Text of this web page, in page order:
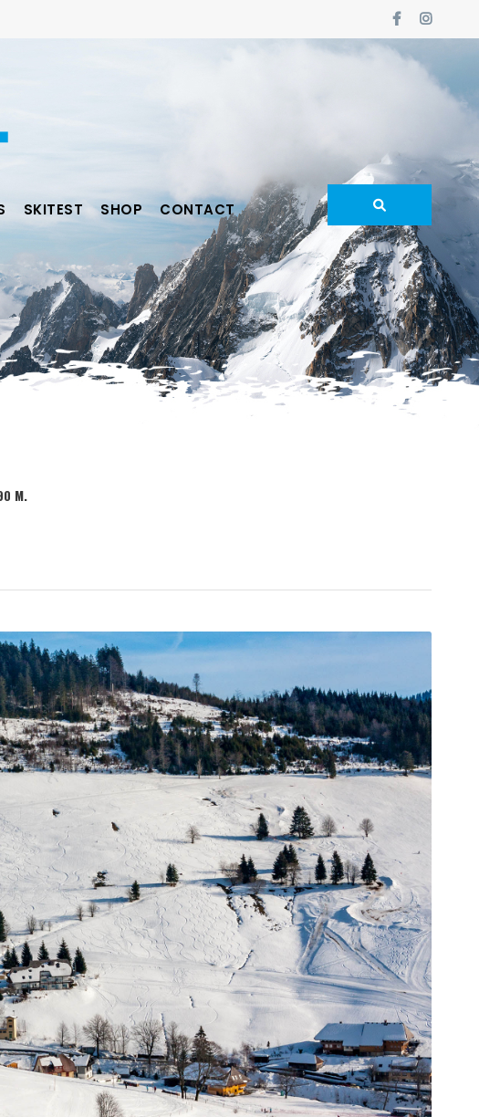
SKITEST SHOP CONTACT
M.